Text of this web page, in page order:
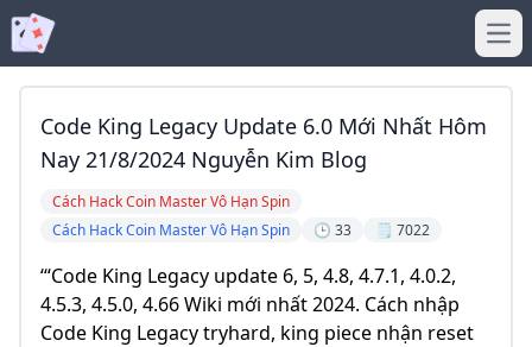
Code King Legacy Update 6.0 Mới Nhất Hôm
Nay 21/8/2024 Nguyễn Kim Blog
Cách Hack Coin Master Vô Hạn Spin
Cách Hack Coin Master Vô Hạn Spin
🕒 33 🗒️ 7022
‘“Code King Legacy update 6, 5, 4.8, 4.7.1, 4.0.2,
4.5.3, 4.5.0, 4.66 Wiki mới nhất 2024. Cách nhập
Code King Legacy tryhard, king piece nhận reset